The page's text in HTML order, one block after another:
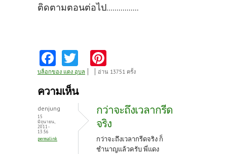
ติดตามตอนต่อไป................
Fa
ce
b
o
k
w
itt
er
nt
es
t
บล็อกของ แดง อุบล อ่าน 13751 ครั้ง
ความเห็น
denjung
15
มิถุนายน,
2011 -
13:56
permalink
กว่าจะถึงเวลากรีด
จริง
กว่าจะถึงเวลากรีดจริง ก็
ชำนาญแล้วครับ พี่แดง